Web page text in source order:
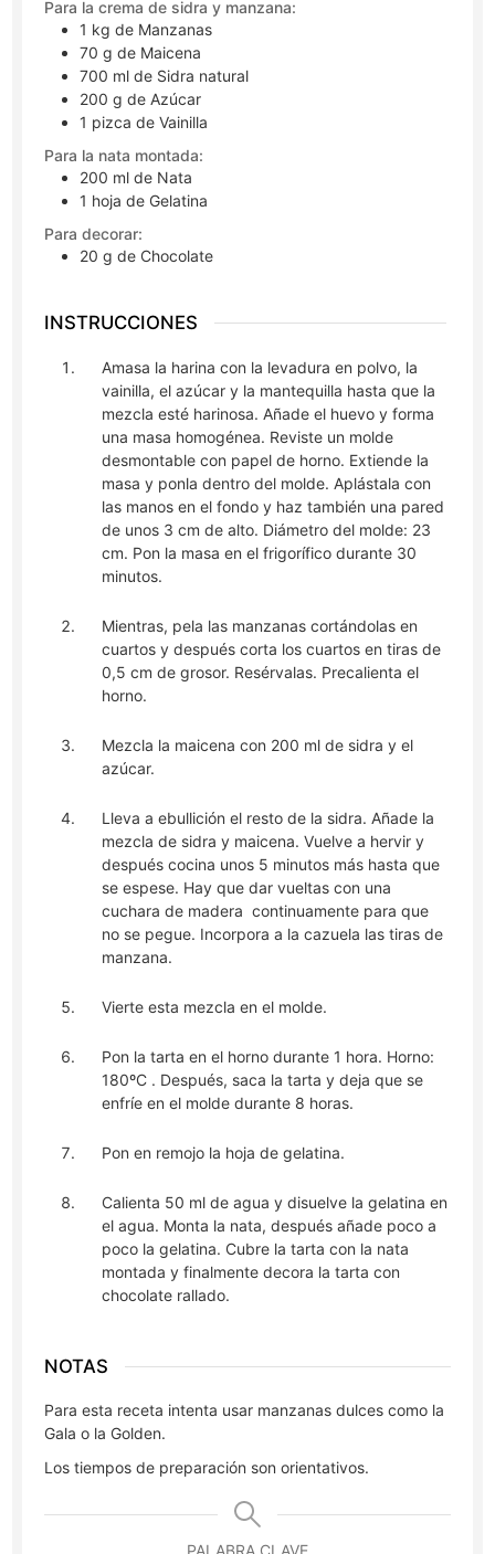
Para la crema de sidra y manzana:
1 kg de Manzanas
70 g de Maicena
700 ml de Sidra natural
200 g de Azúcar
1 pizca de Vainilla
Para la nata montada:
200 ml de Nata
1 hojade Gelatina
Para decorar:
20 g de Chocolate
INSTRUCCIONES
Amasa la harina con la levadura en polvo, la
vainilla, el azúcar y la mantequilla hasta que la
mezcla esté harinosa. Añade el huevo y forma
una masa homogénea. Reviste un molde
desmontable con papel de horno. Extiende la
masa y ponla dentro del molde. Aplástala con
las manos en el fondo y haz también una pared
de unos 3 cm de alto. Diámetro del molde: 23
cm. Pon la masa en el frigorífico durante 30
minutos.
Mientras, pela las manzanas cortándolas en
cuartos y después corta los cuartos en tiras de
0,5 cm de grosor. Resérvalas. Precalienta el
horno.
Mezcla la maicena con 200 ml de sidra y el
azúcar.
Lleva a ebullición el resto de la sidra. Añade la
mezcla de sidra y maicena. Vuelve a hervir y
después cocina unos 5 minutos más hasta que
se espese. Hay que dar vueltas con una
cuchara de madera continuamente para que
no se pegue. Incorpora a la cazuela las tiras de
manzana.
Vierte esta mezcla en el molde.
Pon la tarta en el horno durante 1 hora. Horno:
180ºC . Después, saca la tarta y deja que se
enfríe en el molde durante 8 horas.
Pon en remojo la hoja de gelatina.
Calienta 50 ml de agua y disuelve la gelatina en
el agua. Monta la nata, después añade poco a
poco la gelatina. Cubre la tarta con la nata
montada y finalmente decora la tarta con
chocolate rallado.
NOTAS
Para esta receta intenta usar manzanas dulces como la
Gala o la Golden.
Los tiempos de preparación son orientativos.
PALABRA CLAVE